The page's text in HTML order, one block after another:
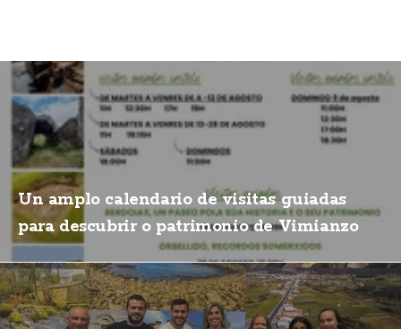
Un amplo calendario de visitas guiadas
para descubrir o patrimonio de Vimianzo